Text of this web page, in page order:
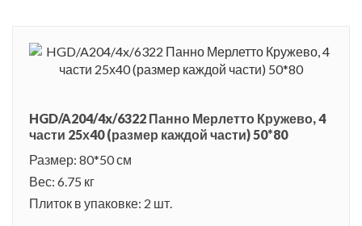
HGD/A204/4x/6322 Панно Мерлетто Кружево, 4
части 25х40 (размер каждой части) 50*80
Размер: 80*50 см
Вес: 6.75 кг
Плиток в упаковке: 2 шт.